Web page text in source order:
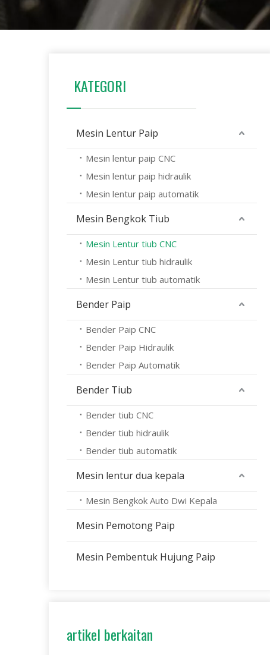
KATEGORI
Mesin Lentur Paip
Mesin lentur paip CNC
Mesin lentur paip hidraulik
Mesin lentur paip automatik
Mesin Bengkok Tiub
Mesin Lentur tiub CNC
Mesin Lentur tiub hidraulik
Mesin Lentur tiub automatik
Bender Paip
Bender Paip CNC
Bender Paip Hidraulik
Bender Paip Automatik
Bender Tiub
Bender tiub CNC
Bender tiub hidraulik
Bender tiub automatik
Mesin lentur dua kepala
Mesin Bengkok Auto Dwi Kepala
Mesin Pemotong Paip
Mesin Pembentuk Hujung Paip
artikel berkaitan